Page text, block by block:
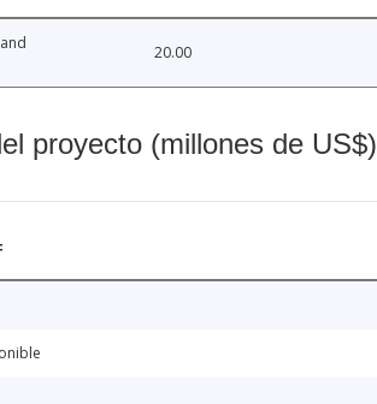
20.00
proyecto (millones de US$)